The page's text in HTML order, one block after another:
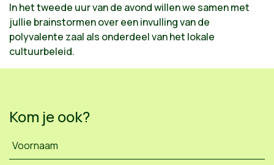
In het tweede uur van de avond willen we samen met
jullie brainstormen over een invulling van de
polyvalente zaal als onderdeel van het lokale
cultuurbeleid.
Kom je ook?
Voornaam